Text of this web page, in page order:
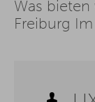
Was
Freiburg